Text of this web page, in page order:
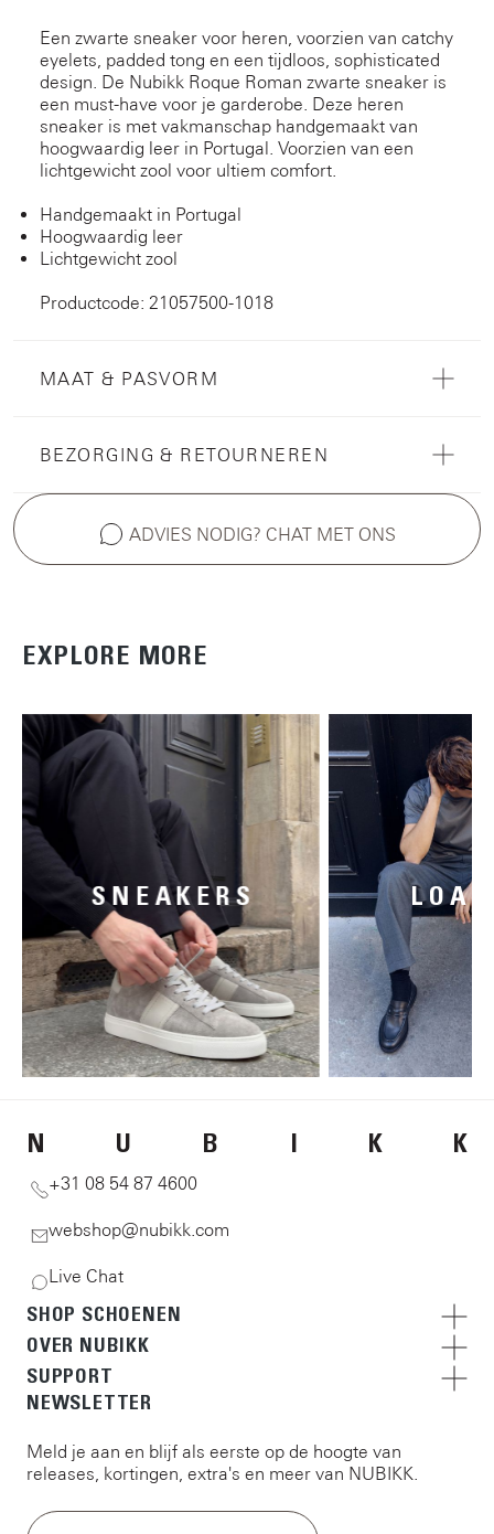
Een zwarte sneaker voor heren, voorzien van catchy
eyelets, padded tong en een tijdloos, sophisticated
design. De Nubikk Roque Roman zwarte sneaker is
een must-have voor je garderobe. Deze heren
sneaker is met vakmanschap handgemaakt van
hoogwaardig leer in Portugal. Voorzien van een
lichtgewicht zool voor ultiem comfort.
Handgemaakt in Portugal
Hoogwaardig leer
Lichtgewicht zool
Productcode: 21057500-1018
MAAT & PASVORM
BEZORGING & RETOURNEREN
ADVIES NODIG? CHAT MET ONS
EXPLORE MORE
SNEAKERS
N U B I K K
+31 08 54 87 4600
webshop@nubikk.com
Live Chat
SHOP SCHOENEN
OVER NUBIKK
SUPPORT
NEWSLETTER
Meld je aan en blijf als eerste op de hoogte van
releases, kortingen, extra's en meer van NUBIKK.